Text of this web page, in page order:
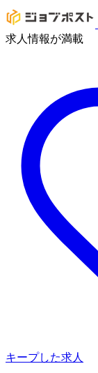
求人情報が満載
キープした求人